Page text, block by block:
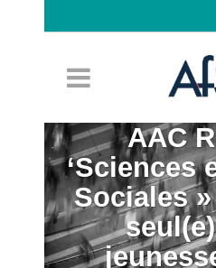
AAC
‘Sciences
Sociales